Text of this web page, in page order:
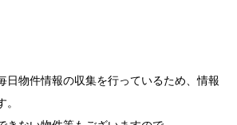
日物件情報の収集を行っているため、情報